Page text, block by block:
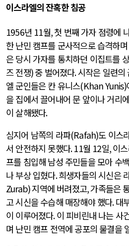
이스라엘의 잔혹한 침공
1956년 11월,첫 번째 가자 점령에
한 난민 캠프를 군사적으로 습격하
은 당시 가자를 통치하던 이집트를
즈 전쟁)중 벌어졌다.시작은 일련의
엘 군인들은 칸 유니스(Khan Yunis)
을 집에서 끌어내어 문 앞이나 거리
이 살해됐다.
심지어 남쪽의 라파(Rafah)도 이스
서 안전하지 못했다. 11월 12일,이
프를 침입해 남성 주민들을 모아 수
나 부상 입혔다.희생자들의 시신은
Zurab)지역에 버려졌고,가족들은
고 시신을 수습해 매장해야 했다.대
이 이루어졌다.이 피비린내 나는 사
며 난민 캠프 전역에 공포의 물결을